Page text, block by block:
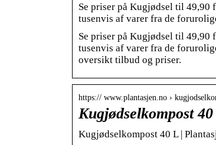
Se priser på Kugjødsel til 49,90
tusenvis af varer fra de
Se priser på Kugjødsel til 49,90
tusenvis af varer fra de
oversikt tilbud og priser.
https:// www.plantasjen.no ›
Kugjødselkompost
Kugjødselkompost 40 L |